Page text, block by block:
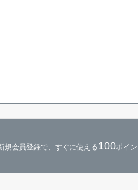
規会員登録で、すぐに使える100ポイ